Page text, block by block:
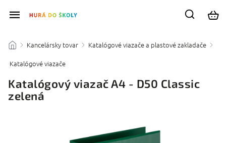
/ Kancelársky tovar / Katalógové viazače a plastové zakladače /
Katalógové viazače
Katalógový viazač A4 - D50 Classic
zelená